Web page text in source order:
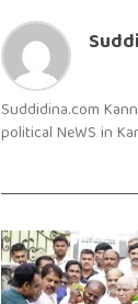
Suddidina.com
political NeWS in